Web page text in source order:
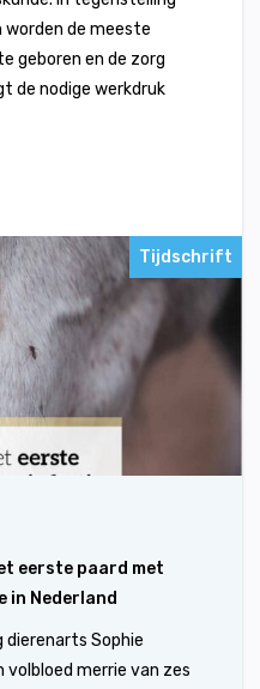
de meeste
geboren en de zorg
de nodige werkdruk
Tijdschrift
eerste paard met
Nederland
dierenarts Sophie
volbloed merrie van zes